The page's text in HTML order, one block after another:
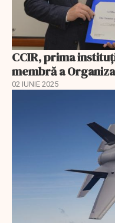
CCIR, prima
membră a
02 IUNIE 2025